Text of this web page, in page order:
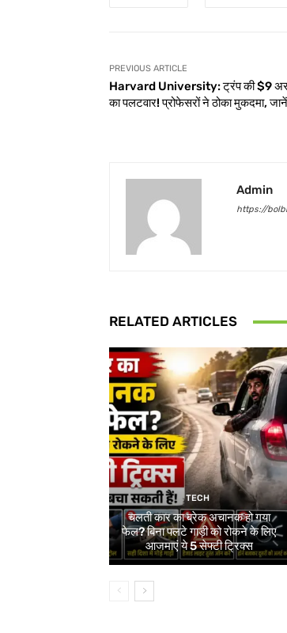
PREVIOUS ARTICLE
Harvard University: ट्रंप की $9 अरब
का पलटवार! प्रोफेसरों ने ठोका मुकदमा,
Admin
https://
RELATED ARTICLES
TECH
चलती कार का ब्रेक अचानक हो गया
फेल? बिना पलटे गाड़ी को रोकने के लिए
आजमाएं ये 5 सेफ्टी ट्रिक्स